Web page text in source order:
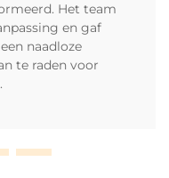
Het team
en gaf
naadloze
te raden voor